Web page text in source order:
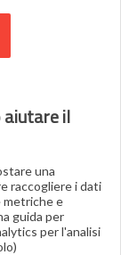
aiutare il
una
raccogliere i dati
metriche e
guida per
per l'analisi